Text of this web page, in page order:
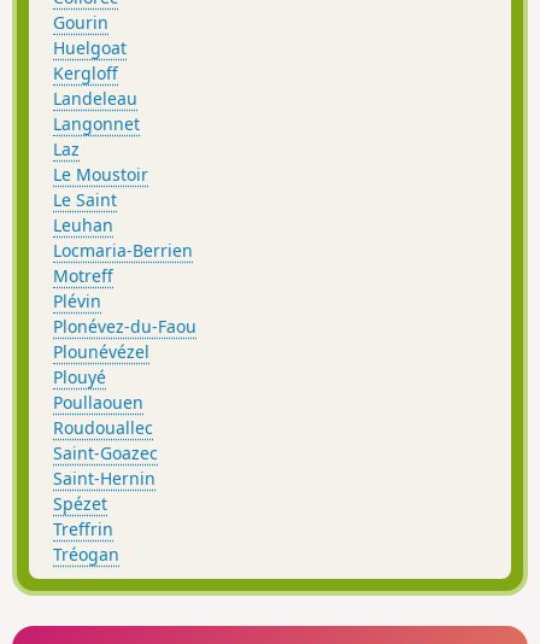
Gourin
Huelgoat
Kergloff
Landeleau
Langonnet
Laz
Le Moustoir
Le Saint
Leuhan
Locmaria-Berrien
Motreff
Plévin
Plonévez-du-Faou
Plounévézel
Plouyé
Poullaouen
Roudouallec
Saint-Goazec
Saint-Hernin
Spézet
Treffrin
Tréogan